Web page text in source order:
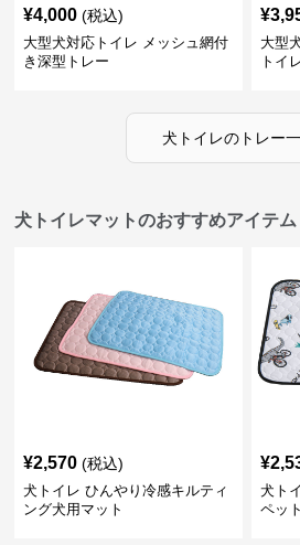
¥4,000 (税込)
大型犬対応トイレ メッシュ網付
き深型トレー
¥
大型
トイ
犬トイレのトレー
犬トイレマットのおすすめアイテム
¥2,570 (税込)
犬トイレ ひんやり冷感キルティ
ング犬用マット
¥
犬ト
ペッ